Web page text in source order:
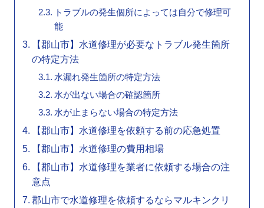
トラブルの発生個所によっては自分で修理可
能
【郡山市】水道修理が必要なトラブル発生箇所
の特定方法
水漏れ発生箇所の特定方法
水が出ない場合の確認箇所
水が止まらない場合の特定方法
【郡山市】水道修理を依頼する前の応急処置
【郡山市】水道修理の費用相場
【郡山市】水道修理を業者に依頼する場合の注
意点
郡山市で水道修理を依頼するならマルキンクリ